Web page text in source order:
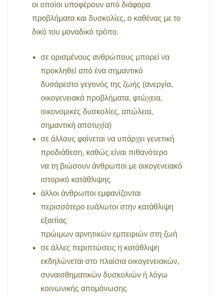
οι οποίοι υποφέρουν από διάφορα
προβλήματα και δυσκολίες, ο καθένας με το
δικό του μοναδικό τρόπο.
σε ορισμένους ανθρώπους μπορεί να
προκληθεί από ένα σημαντικό
δυσάρεστο γεγονός της ζωής (ανεργία,
οικογενειακά προβλήματα, φτώχεια,
οικονομικές δυσκολίες, απώλεια,
σημαντική αποτυχία)
σε άλλους φαίνεται να υπάρχει γενετική
προδιάθεση, καθώς είναι πιθανότερο
να τη βιώσουν άνθρωποι με οικογενειακό
ιστορικό κατάθλιψης
άλλοι άνθρωποι εμφανίζονται
περισσότερο ευάλωτοι στην κατάθλιψη
εξαιτίας
πρώιμων αρνητικών εμπειριών στη ζωή
σε άλλες περιπτώσεις η κατάθλιψη
εκδηλώνεται στο πλαίσια οικογενειακών,
συναισθηματικών δυσκολιών ή λόγω
κοινωνικής απομόνωσης